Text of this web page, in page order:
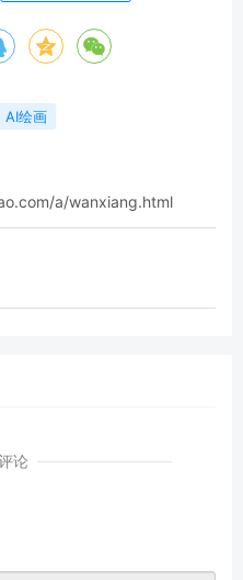
AI绘画
a/wanxiang.html
论